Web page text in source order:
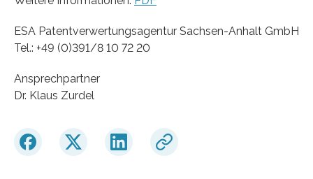
ESA Patentverwertungsagentur Sachsen-Anhalt GmbH
Tel.: +49 (0)391/8 10 72 20
Ansprechpartner
Dr. Klaus Zurdel